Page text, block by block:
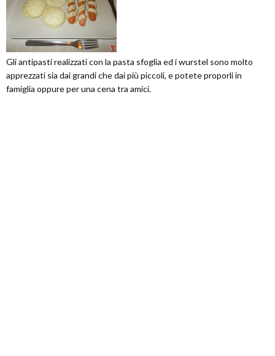
Gli antipasti realizzati con la pasta sfoglia ed i wurstel sono molto
apprezzati sia dai grandi che dai più piccoli, e potete proporli in
famiglia oppure per una cena tra amici.